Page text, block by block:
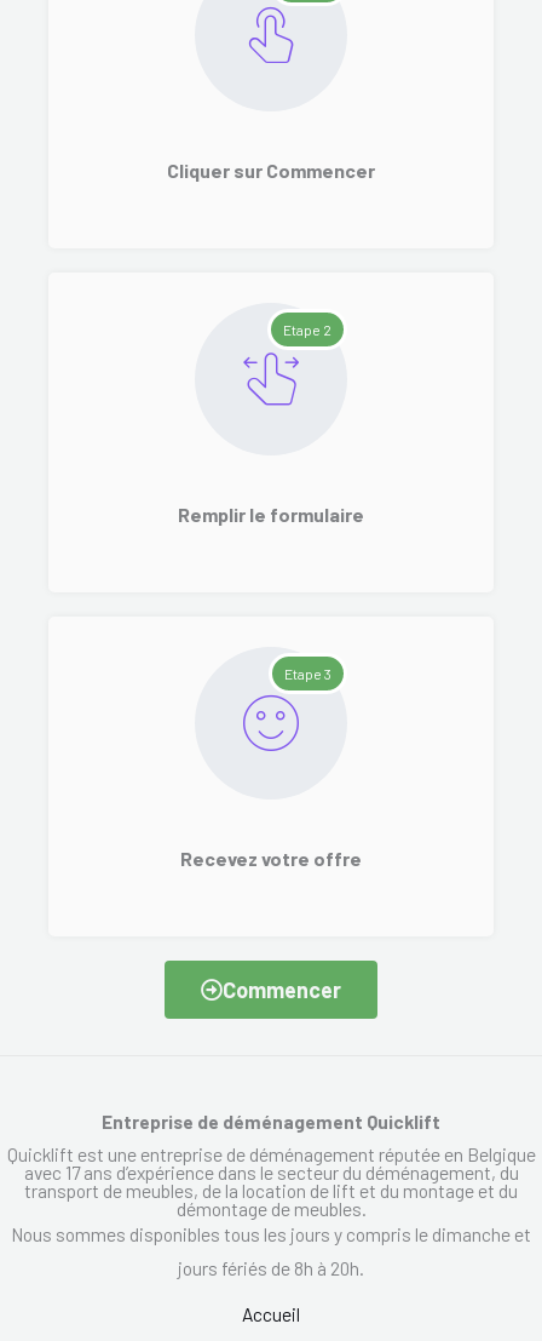
Cliquer sur Commencer
Etape 2
Remplir le formulaire
Etape 3
Recevez votre offre
Commencer
Entreprise de déménagement Quicklift
Quicklift est une entreprise de déménagement réputée en Belgique
avec 17 ans d’expérience dans le secteur du déménagement, du
transport de meubles, de la location de lift et du montage et du
démontage de meubles.
Nous sommes disponibles tous les jours y compris le dimanche et
jours fériés de 8h à 20h.
Accueil